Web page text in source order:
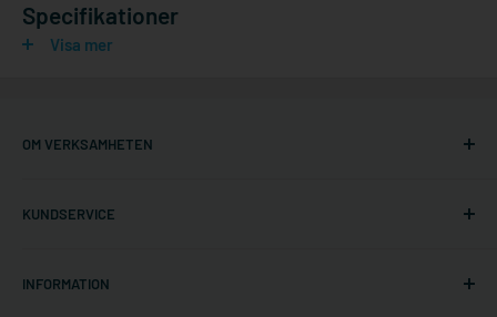
Specifikationer
Visa mer
OM VERKSAMHETEN
Gräshoppsvägen 7 B (kontor/ej lager)
Sverige
KUNDSERVICE
Kontakta oss
INFORMATION